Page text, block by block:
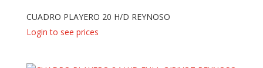
CUADRO PLAYERO 20 H/D REYNOSO
Login to see prices